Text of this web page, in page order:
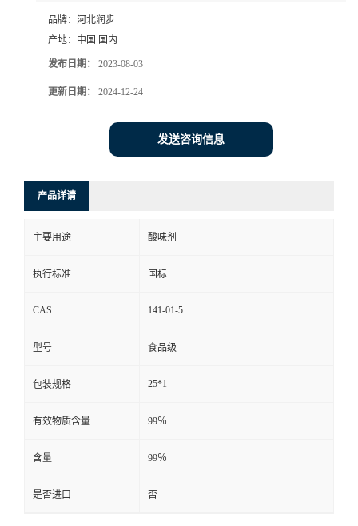
品牌： 河北润步
产地： 中国 国内
发布日期： 2023-08-03
更新日期： 2024-12-24
发送咨询信息
产品详请
主要用途 酸味剂
执行标准 国标
CAS 141-01-5
型号 食品级
包装规格 25*1
有效物质含量 99％
含量 99％
是否进口 否